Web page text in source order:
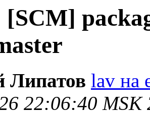
[SCM]
Липатов lav на
22:06:40 MSK